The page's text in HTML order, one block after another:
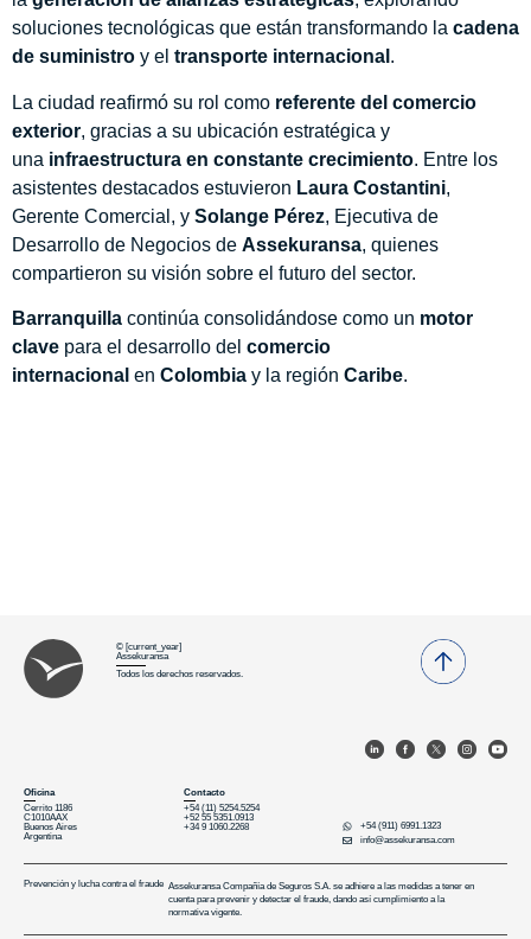
soluciones tecnológicas que están transformando la cadena
de suministro y el transporte internacional .
La ciudad reafirmó su rol como referente del comercio
exterior, gracias a su ubicación estratégica y
una infraestructura en constante crecimiento. Entre los
asistentes destacados estuvieron Laura Costantini,
Gerente Comercial, y Solange Pérez, Ejecutiva de
Desarrollo de Negocios de Assekuransa, quienes
compartieron su visión sobre el futuro del sector.
Barranquilla continúa consolidándose como un motor
clave para el desarrollo del comercio
internacional en Colombia y la región Caribe.
© [current_year]
Assekuransa
Todos los derechos reservados.
Oﬁcina
Cerrito 1186
C1010AAX
Buenos Aires
Argentina
Contacto
+54 (11) 5254.5254
+52 55 5351.0913
+34 9 1060.2268
+54 (911) 6991.1323
info@assekuransa.com
Prevención y lucha contra el fraude Assekuransa Compañía de Seguros S.A. se adhiere a las medidas a tener en
cuenta para prevenir y detectar el fraude, dando así cumplimiento a la
normativa vigente.